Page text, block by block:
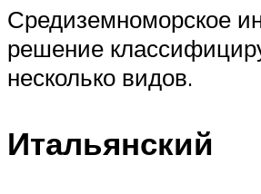
Средиземноморское
решение
несколько видов.
Итальянский